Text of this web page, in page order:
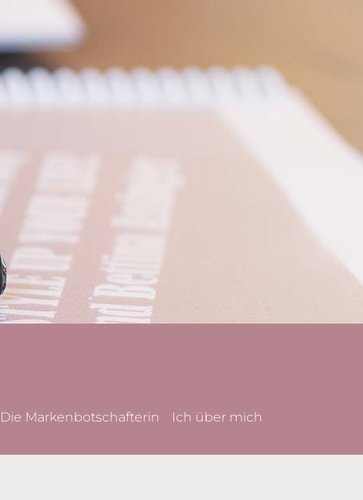
Die Markenbotschafterin
Ich über mich